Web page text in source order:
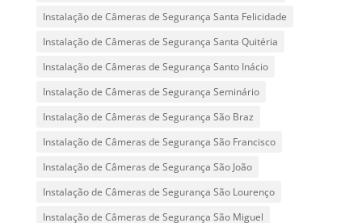
Instalação de Câmeras de Segurança Santa Felicidade
Instalação de Câmeras de Segurança Santa Quitéria
Instalação de Câmeras de Segurança Santo Inácio
Instalação de Câmeras de Segurança Seminário
Instalação de Câmeras de Segurança São Braz
Instalação de Câmeras de Segurança São Francisco
Instalação de Câmeras de Segurança São João
Instalação de Câmeras de Segurança São Lourenço
Instalação de Câmeras de Segurança São Miguel